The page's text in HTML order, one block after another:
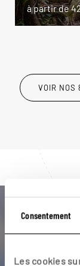
Consentement
Les cookies
à partir de
VOIR NOS